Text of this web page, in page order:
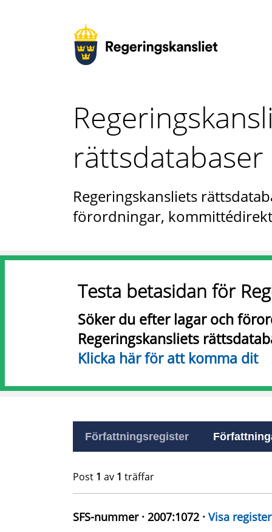
rättsdatabaser
Regeringskansliets
förordningar,
Testa betasidan för
Söker du efter lagar och
Regeringskansliets
Klicka här för att komma dit
Författningsregister
Post 1 av 1 träffar
SFS-nummer · 2007:1072 · Visa register